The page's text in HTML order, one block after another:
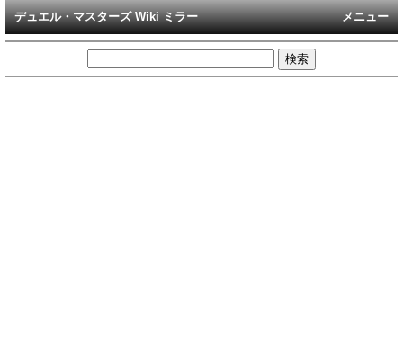
メニュー
デュエル・マスターズ Wiki ミラー